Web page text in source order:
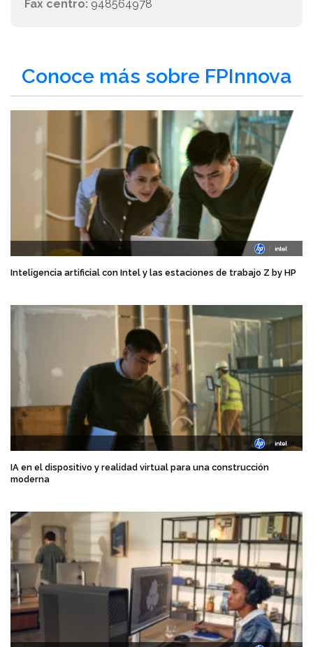
Fax centro: 948564978
Conoce más sobre FPInnova
Inteligencia artificial con Intel y las estaciones de trabajo Z by HP
IA en el dispositivo y realidad virtual para una construcción
moderna